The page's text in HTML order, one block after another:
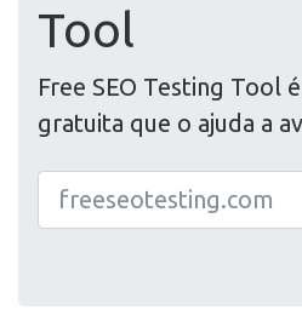
Tool
Free SEO Testing Tool
gratuita que o ajuda a